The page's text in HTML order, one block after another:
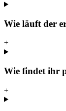
Wie läuft der
+
Wie findet ihr
+